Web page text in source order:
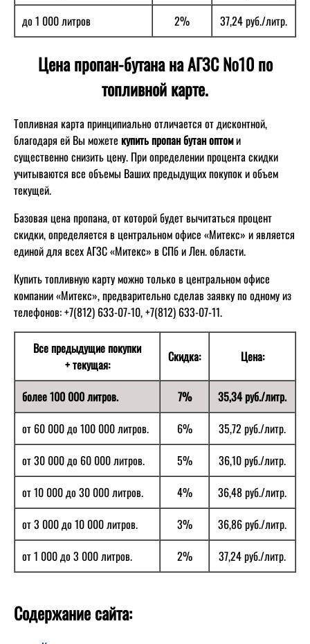
до 1 000 литров
2% 37,24 руб./литр.
Цена пропан-бутана на АГЗС №10 по
топливной карте.
Топливная карта принципиально отличается от дисконтной,
благодаря ей Вы можете купить пропан бутан оптоми
существенно снизить цену. При определении процента скидки
учитываются все объемы Ваших предыдущих покупок и объем
текущей.
Базовая цена пропана, от которой будет вычитаться процент
скидки, определяется в центральном офисе «Митекс» и является
единой для всех АГЗС «Митекс» в СПб и Лен. области.
Купить топливную карту можно только в центральном офисе
компании «Митекс», предварительно сделав заявку по одному из
телефонов: +7(812) 633-07-10, +7(812) 633-07-11.
Все предыдущие покупки
+ текущая:
Скидка: Цена:
более 100 000 литров. 7%
35,34 руб./литр.
от 60 000 до 100 000 литров.
6%
35,72 руб./литр.
от 30 000 до 60 000 литров.
5%
36,10 руб./литр.
от 10 000 до 30 000 литров.
4%
36,48 руб./литр.
от 3 000 до 10 000 литров.
3%
36,86 руб./литр.
от 1 000 до 3 000 литров.
2% 37,24 руб./литр.
Содержание сайта: